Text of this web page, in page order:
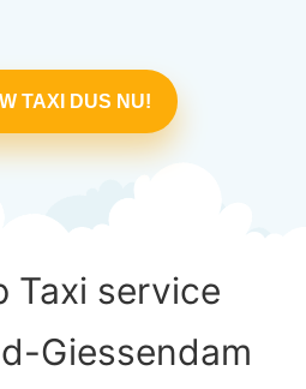
TAXI DUS NU!
Taxi service
Giessendam